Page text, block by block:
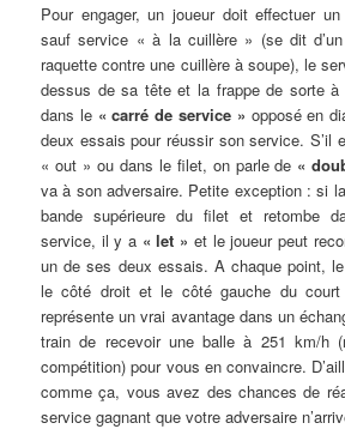
Pour engager, un joueur doit effectuer un
sauf service « à la cuillère » (se dit
raquette contre une cuillère à soupe), le
dessus de sa tête et la frappe de sorte à
dans le « carré de service » opposé en
deux essais pour réussir son service. S’il
« out » ou dans le filet, on parle de «
va à son adversaire. Petite exception : si
bande supérieure du filet et retombe
service, il y a « let » et le joueur peut
un de ses deux essais. A chaque point,
le côté droit et le côté gauche du court
représente un vrai avantage dans un
train de recevoir une balle à 251 km/h
compétition) pour vous en convaincre.
comme ça, vous avez des chances de
service gagnant que votre adversaire